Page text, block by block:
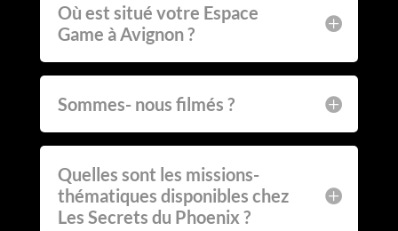
Où est situé votre Espace
Game à Avignon ?
Sommes- nous filmés ?
Quelles sont les missions-
thématiques disponibles chez
Les Secrets du Phoenix ?